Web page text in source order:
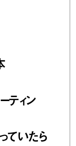
ティン
ていたら